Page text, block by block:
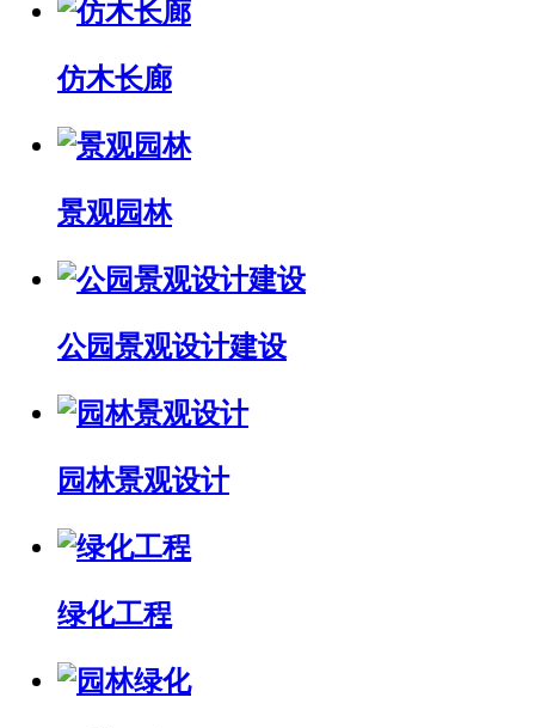
仿木长廊
景观园林
公园景观设计建设
园林景观设计
绿化工程